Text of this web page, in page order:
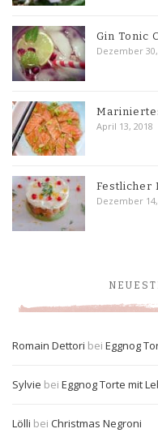
Gin Tonic
Dezember
April 13, 2018
Festlicher
Dezember
Romain Dettori bei Eggnog
Sylvie bei Eggnog Torte mit
Lölli bei Christmas Negroni